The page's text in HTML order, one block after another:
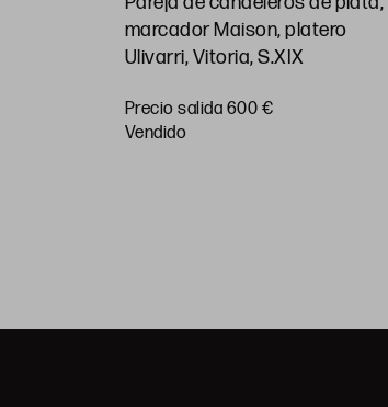
marcador Maison, platero
Ulivarri, Vitoria, S.XIX
Precio salida 600 €
vendido